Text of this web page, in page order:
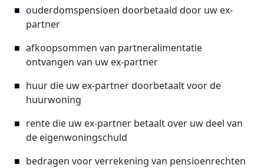
ouderdomspensioen doorbetaald door uw ex-
partner
afkoopsommen van partneralimentatie
ontvangen van uw ex-partner
huur die uw ex-partner doorbetaalt voor de
huurwoning
rente die uw ex-partner betaalt over uw deel van
de eigenwoningschuld
bedragen voor verrekening van pensioenrechten